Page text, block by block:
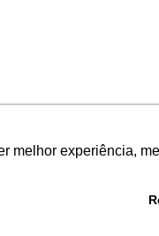
melhor experiência,